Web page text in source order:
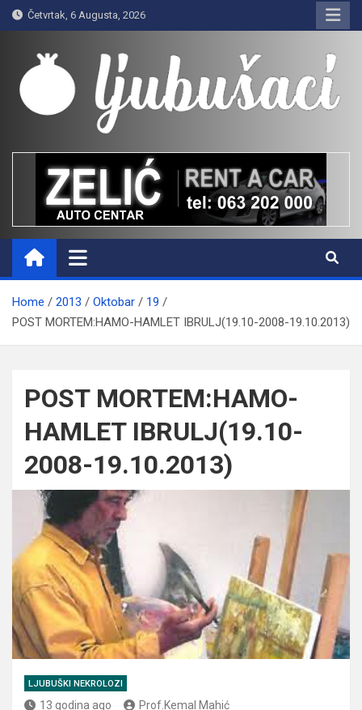
Skip
to
content
Četvrtak, 6 Augusta, 2026
Ljubušaci
Svom voljenom gradu
Home 2013 Oktobar
19
POST MORTEM:HAMO-HAMLET IBRULJ(19.10-2008-19.10.2013)
POST MORTEM:HAMO-
HAMLET IBRULJ(19.10-
2008-19.10.2013)
LJUBUŠKI NEKROLOZI
13 godina ago Prof.Kemal Mahić